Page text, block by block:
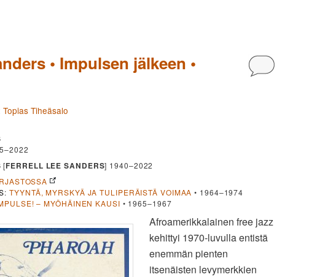
• Impulsen jälkeen •
Kommentoi
Topias Tiheäsalo
[FERRELL LEE SANDERS] 1940–2022
:TYYNTÄ, MYRSKYÄ JA TULIPERÄISTÄ VOIMAA • 1964–1974
– MYÖHÄINEN KAUSI • 1965–1967
Afroamerikkalainen free jazz
kehittyi 1970-luvulla entistä
enemmän pienten
itsenäisten levymerkkien